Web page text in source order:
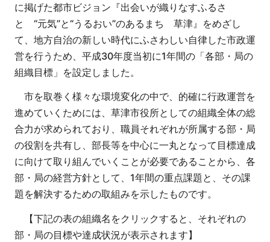
に掲げた都市ビジョン『出会いが織りなすふるさ
と “元気”と“うるおい”のあるまち 草津』をめざし
て、地方自治の新しい時代にふさわしい自律した市政運
営を行うため、平成30年度当初に1年間の「各部・局の
組織目標」を設定しました。
市を取巻く様々な環境変化の中で、的確に行政運営を
進めていくためには、草津市役所としての組織全体の総
合力が求められており、職員それぞれが所属する部・局
の役割を共有し、部長等を中心に一丸となって目標達成
に向けて取り組んでいくことが必要であることから、各
部・局の経営方針として、1年間の重点課題と、その課
題を解決するための取組みを示したものです。
【下記の表の組織名をクリックすると、それぞれの
部・局の目標や達成状況が表示されます】